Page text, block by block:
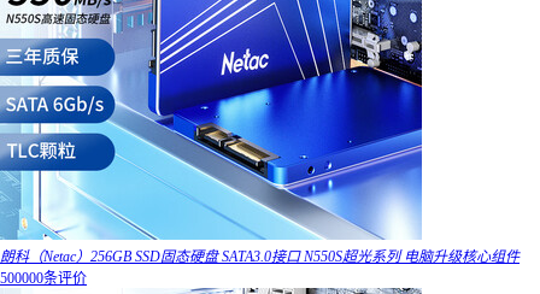
朗科（Netac）256GB SSD固态硬盘 SATA3.0接口 N550S超光系列 电脑升级核心组件
500000条评价